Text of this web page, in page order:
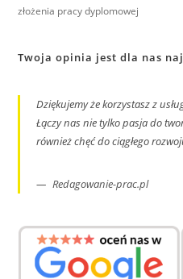
złożenia pracy dyplomowej
Twoja opinia jest dla nas
Dziękujemy że korzystasz z
Łączy nas nie tylko pasja do
również chęć do ciągłego
Redagowanie-prac.pl